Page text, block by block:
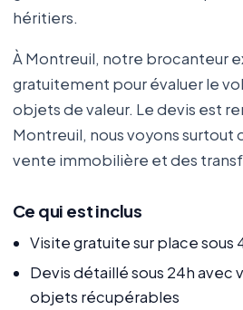
héritiers.
À Montreuil, notre brocanteur
gratuitement pour évaluer le
objets de valeur. Le devis est
Montreuil, nous voyons surtout
vente immobilière et des
Ce qui est inclus
Visite gratuite sur place sous
Devis détaillé sous 24h avec
objets récupérables